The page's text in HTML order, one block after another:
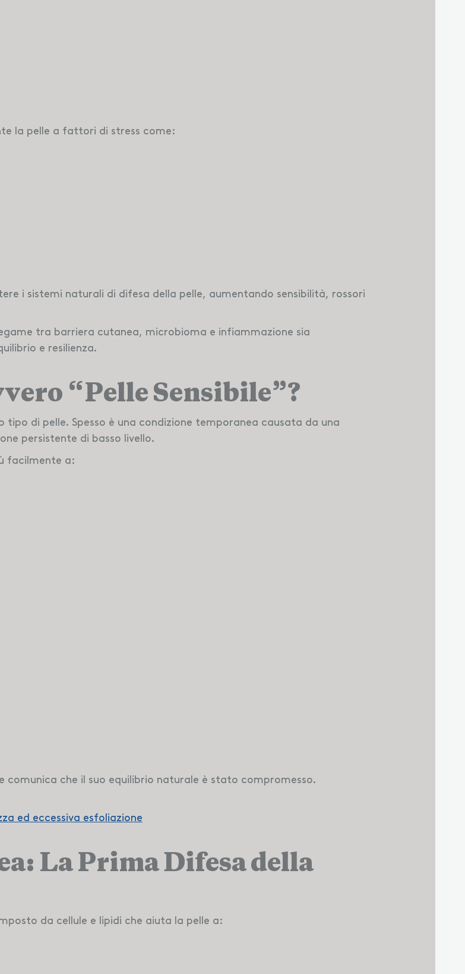
la pelle a fattori di stress come:
i sistemi naturali di difesa della pelle, aumentando sensibilità, rossori
tra barriera cutanea, microbioma e infiammazione sia
e resilienza.
“Pelle Sensibile”?
tipo di pelle. Spesso è una condizione temporanea causata da una
persistente di basso livello.
facilmente a:
comunica che il suo equilibrio naturale è stato compromesso.
ed eccessiva esfoliazione
La Prima Difesa della
da cellule e lipidi che aiuta la pelle a: